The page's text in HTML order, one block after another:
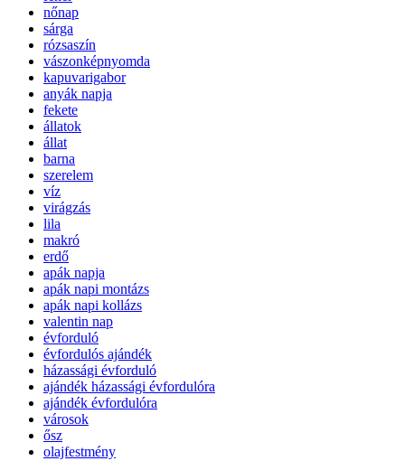
nőnap
sárga
rózsaszín
vászonképnyomda
kapuvarigabor
anyák napja
fekete
állatok
állat
barna
szerelem
víz
virágzás
lila
makró
erdő
apák napja
apák napi montázs
apák napi kollázs
valentin nap
évforduló
évfordulós ajándék
házassági évforduló
ajándék házassági évfordulóra
ajándék évfordulóra
városok
ősz
olajfestmény